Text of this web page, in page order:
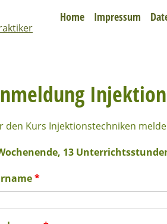
Home Impressum
den Kurs Injektionstechniken
13
*